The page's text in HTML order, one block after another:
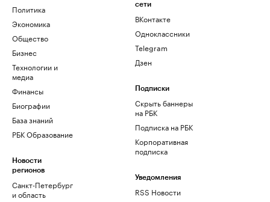
Политика
Экономика
Общество
Бизнес
Технологии и
медиа
Финансы
Биографии
База знаний
РБК Образование
Новости
регионов
Санкт-Петербург
и область
сети
ВКонтакте
Одноклассники
Telegram
Дзен
Подписки
Скрыть баннеры
на РБК
Подписка на РБК
Корпоративная
подписка
Уведомления
RSS Новости